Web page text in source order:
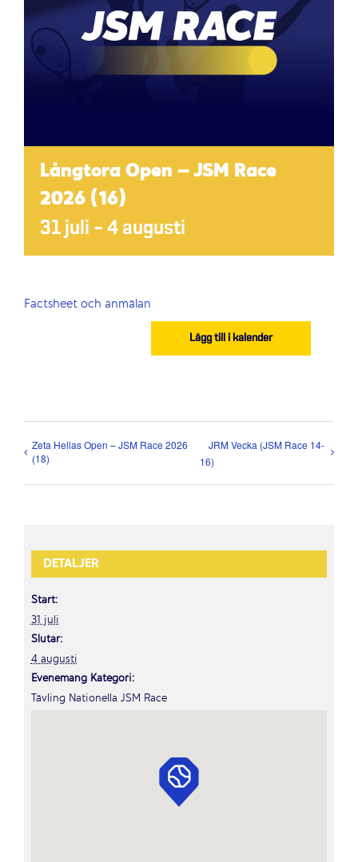
Långtora Open – JSM Race
2026 (16)
31 juli – 4 augusti
Factsheet och anmälan
Lägg till i kalender
Zeta Hellas Open – JSM Race 2026
(18)
JRM Vecka (JSM Race 14-
16)
DETALJER
Start:
31 juli
Slutar:
4 augusti
Evenemang Kategori:
Tävling Nationella JSM Race